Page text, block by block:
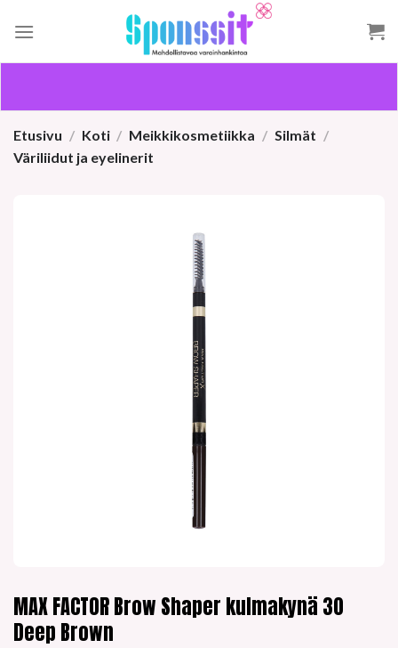
Etusivu / Koti / Meikkikosmetiikka / Silmät /
Väriliidut ja eyelinerit
MAX FACTOR Brow Shaper kulmakynä 30
Deep Brown